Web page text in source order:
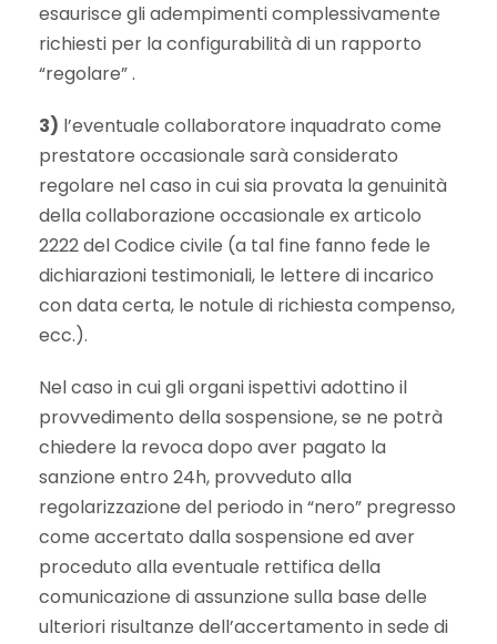
esaurisce gli adempimenti complessivamente
richiesti per la configurabilità di un rapporto
“regolare” .
3) l’eventuale collaboratore inquadrato come
prestatore occasionale sarà considerato
regolare nel caso in cui sia provata la genuinità
della collaborazione occasionale ex articolo
2222 del Codice civile (a tal fine fanno fede le
dichiarazioni testimoniali, le lettere di incarico
con data certa, le notule di richiesta compenso,
ecc.).
Nel caso in cui gli organi ispettivi adottino il
provvedimento della sospensione, se ne potrà
chiedere la revoca dopo aver pagato la
sanzione entro 24h, provveduto alla
regolarizzazione del periodo in “nero” pregresso
come accertato dalla sospensione ed aver
proceduto alla eventuale rettifica della
comunicazione di assunzione sulla base delle
ulteriori risultanze dell’accertamento in sede di